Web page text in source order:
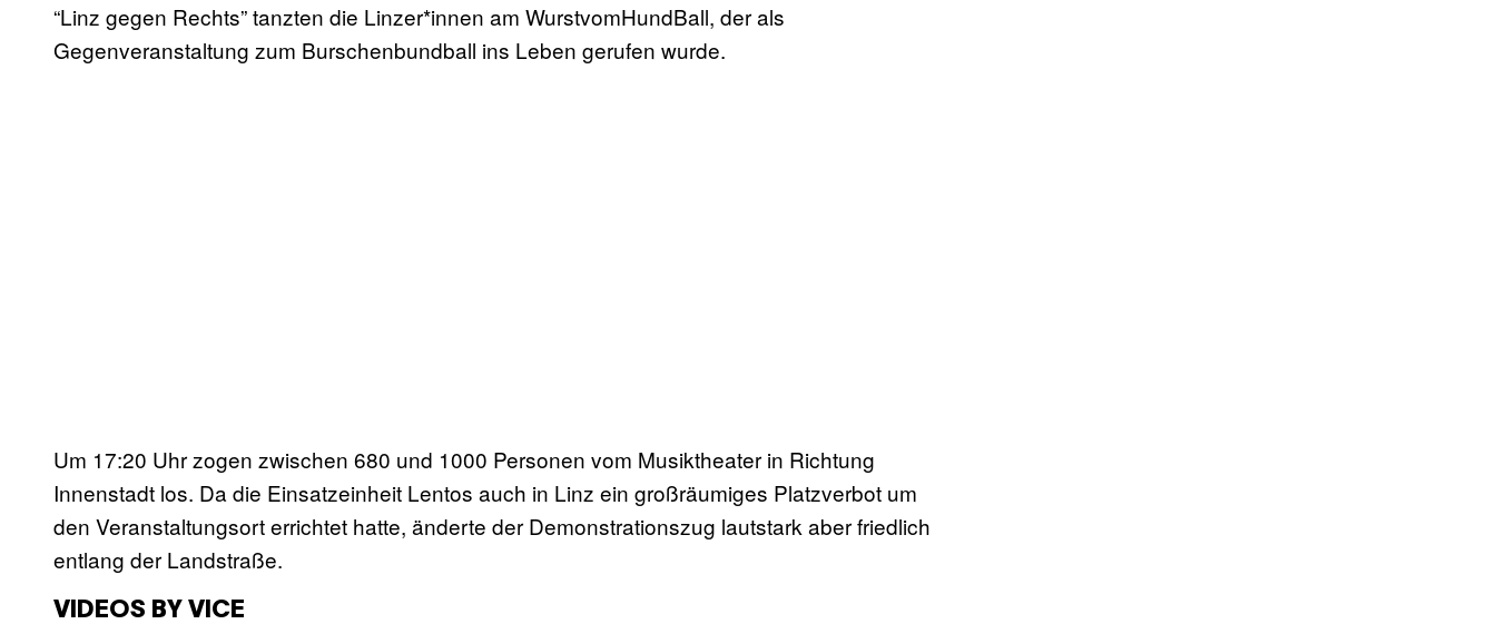
“Linz gegen Rechts” tanzten die Linzer*innen am WurstvomHundBall, der als
Gegenveranstaltung zum Burschenbundball ins Leben gerufen wurde.
Um 17:20 Uhr zogen zwischen 680 und 1000 Personen vom Musiktheater in Richtung
Innenstadt los. Da die Einsatzeinheit Lentos auch in Linz ein großräumiges Platzverbot um
den Veranstaltungsort errichtet hatte, änderte der Demonstrationszug lautstark aber friedlich
entlang der Landstraße.
VIDEOS BY VICE